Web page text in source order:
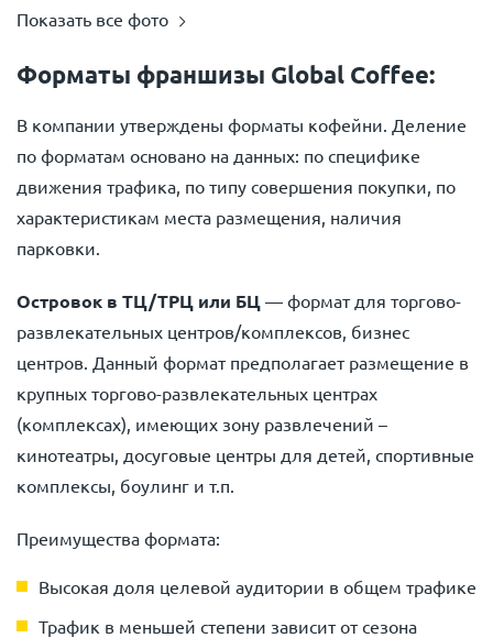
Показать все фото
Форматы франшизы Global Coffee:
В компании утверждены форматы кофейни. Деление
по форматам основано на данных: по специфике
движения трафика, по типу совершения покупки, по
характеристикам места размещения, наличия
парковки.
Островок в ТЦ/ТРЦ или БЦ — формат для торгово-
развлекательных центров/комплексов, бизнес
центров. Данный формат предполагает размещение в
крупных торгово-развлекательных центрах
(комплексах), имеющих зону развлечений –
кинотеатры, досуговые центры для детей, спортивные
комплексы, боулинг и т.п.
Преимущества формата:
Высокая доля целевой аудитории в общем трафике
Трафик в меньшей степени зависит от сезона